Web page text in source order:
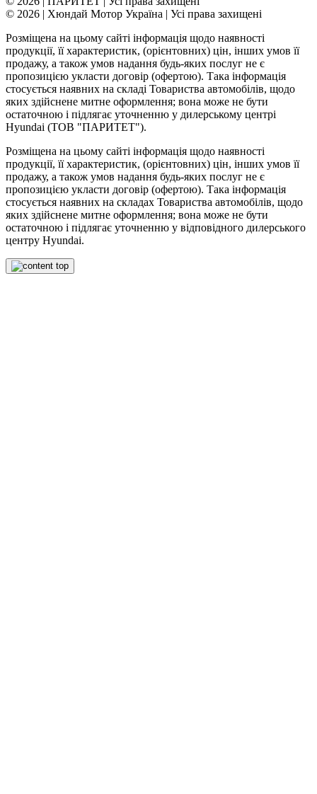
© 2026 | Хюндай Мотор Україна | Усі права захищені
Розміщена на цьому сайті інформація щодо наявності
продукції, її характеристик, (орієнтовних) цін, інших умов її
продажу, а також умов надання будь-яких послуг не є
пропозицією укласти договір (офертою). Така інформація
стосується наявних на складі Товариства автомобілів, щодо
яких здійснене митне оформлення; вона може не бути
остаточною і підлягає уточненню у дилерському центрі
Hyundai (ТОВ "ПАРИТЕТ").
Розміщена на цьому сайті інформація щодо наявності
продукції, її характеристик, (орієнтовних) цін, інших умов її
продажу, а також умов надання будь-яких послуг не є
пропозицією укласти договір (офертою). Така інформація
стосується наявних на складах Товариства автомобілів, щодо
яких здійснене митне оформлення; вона може не бути
остаточною і підлягає уточненню у відповідного дилерського
центру Hyundai.